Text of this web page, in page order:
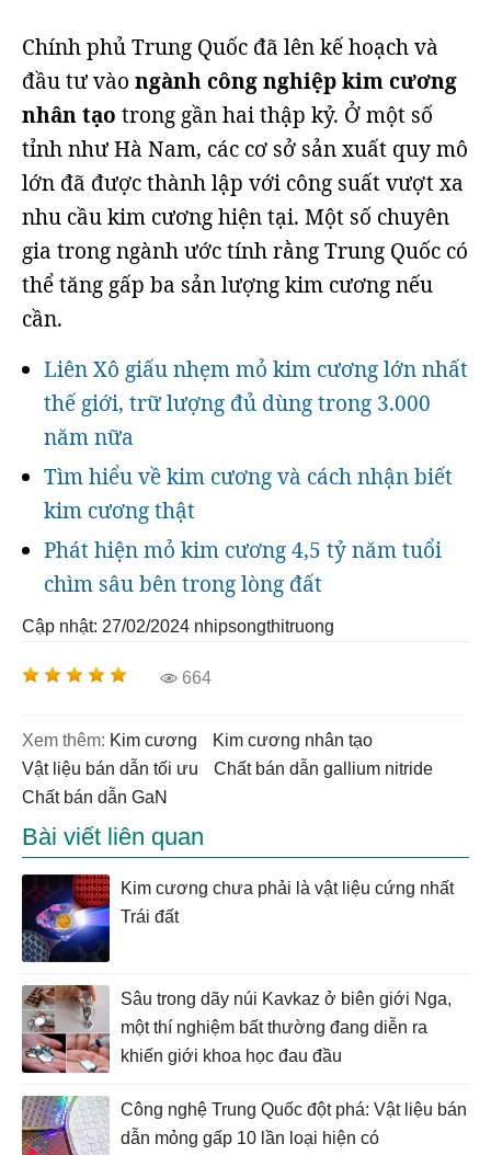
Chính phủ Trung Quốc đã lên kế hoạch và
đầu tư vào ngành công nghiệp kim cương
nhân tạo trong gần hai thập kỷ. Ở một số
tỉnh như Hà Nam, các cơ sở sản xuất quy mô
lớn đã được thành lập với công suất vượt xa
nhu cầu kim cương hiện tại. Một số chuyên
gia trong ngành ước tính rằng Trung Quốc có
thể tăng gấp ba sản lượng kim cương nếu
cần.
Liên Xô giấu nhẹm mỏ kim cương lớn nhất
thế giới, trữ lượng đủ dùng trong 3.000
năm nữa
Tìm hiểu về kim cương và cách nhận biết
kim cương thật
Phát hiện mỏ kim cương 4,5 tỷ năm tuổi
chìm sâu bên trong lòng đất
Cập nhật: 27/02/2024 nhipsongthitruong
664
Xem thêm: kim cương
kim cương nhân tạo
vật liệu bán dẫn tối ưu
chất bán dẫn gallium nitride
chất bán dẫn GaN
Bài viết liên quan
Kim cương chưa phải là vật liệu cứng nhất
Trái đất
Sâu trong dãy núi Kavkaz ở biên giới Nga,
một thí nghiệm bất thường đang diễn ra
khiến giới khoa học đau đầu
Công nghệ Trung Quốc đột phá: Vật liệu bán
dẫn mỏng gấp 10 lần loại hiện có